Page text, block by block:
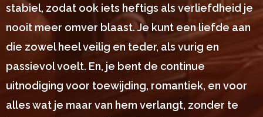
stabiel, zodat ook iets heftigs als verliefdheid je
nooit meer omver blaast. Je kunt een liefde aan
die zowel heel veilig en teder, als vurig en
passievol voelt. En, je bent de continue
uitnodiging voor toewijding, romantiek, en voor
alles wat je maar van hem verlangt, zonder te